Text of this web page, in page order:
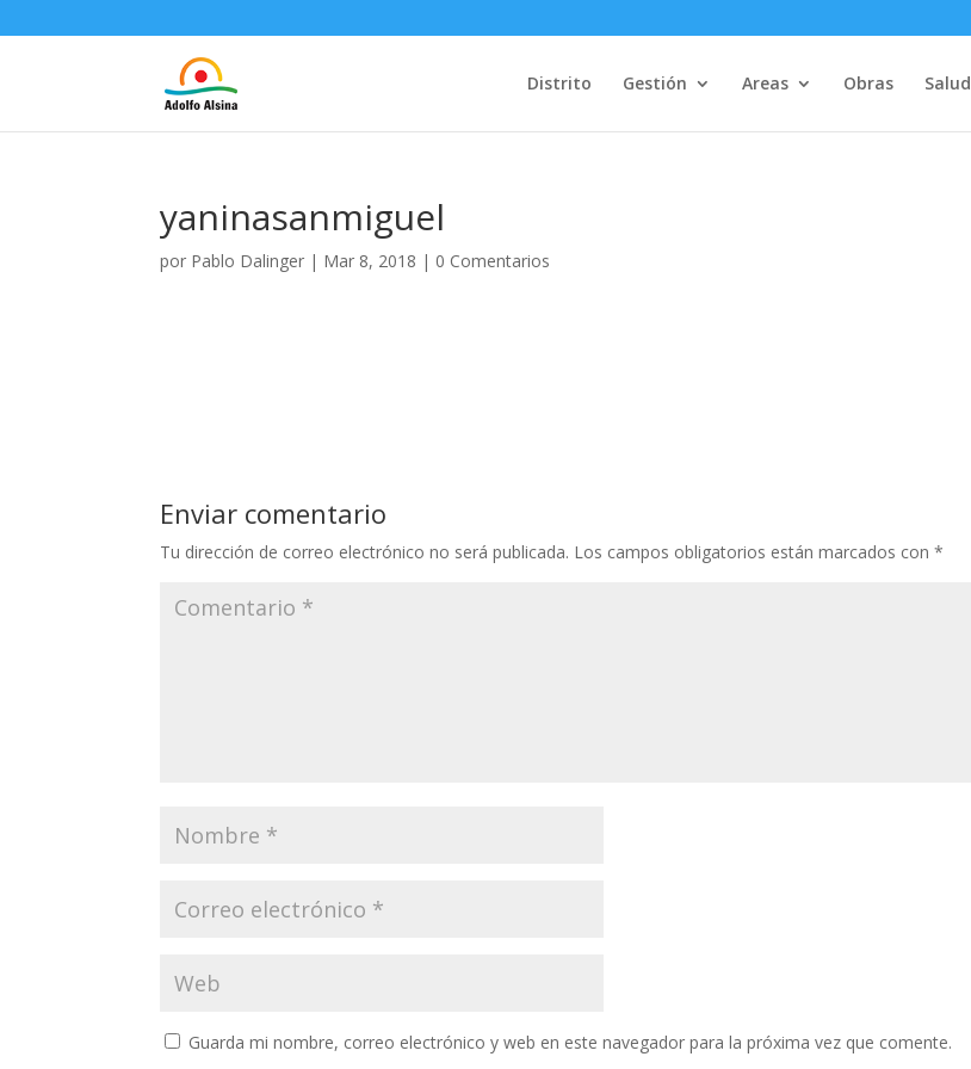
Distrito Gestión Areas Obras Salud
yaninasanmiguel
por Pablo Dalinger | Mar 8, 2018 | 0 Comentarios
Enviar comentario
Tu dirección de correo electrónico no será publicada. Los campos obligatorios están marcados con*
Guarda mi nombre, correo electrónico y web en este navegador para la próxima vez que comente.